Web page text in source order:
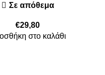
Σε απόθεμα
€29,80
στο καλάθι